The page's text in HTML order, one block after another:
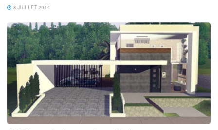
8 JUILLET 2014